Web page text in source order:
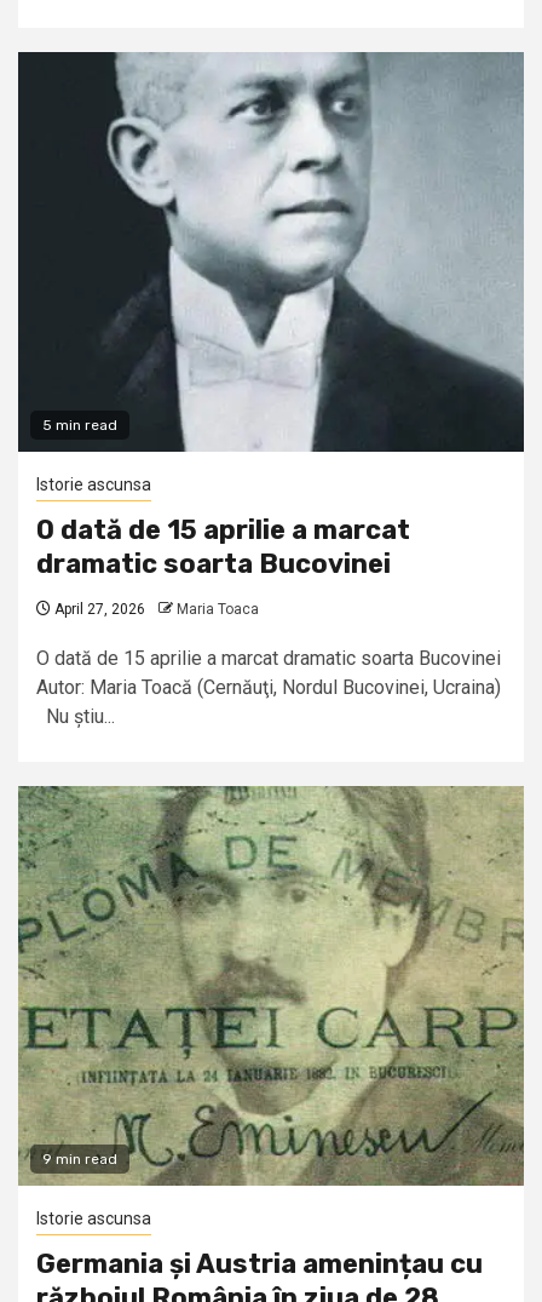
5 min read
Istorie ascunsa
O dată de 15 aprilie a marcat
dramatic soarta Bucovinei
April 27, 2026 Maria Toaca
O dată de 15 aprilie a marcat dramatic soarta Bucovinei
Autor: Maria Toacă (Cernăuţi, Nordul Bucovinei, Ucraina)
Nu știu...
9 min read
Istorie ascunsa
Germania și Austria amenințau cu